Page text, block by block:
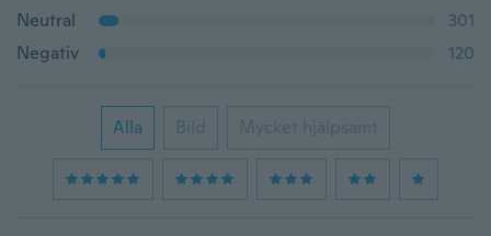
Neutral
301
Negativ
120
Alla Bild Mycket hjälpsamt